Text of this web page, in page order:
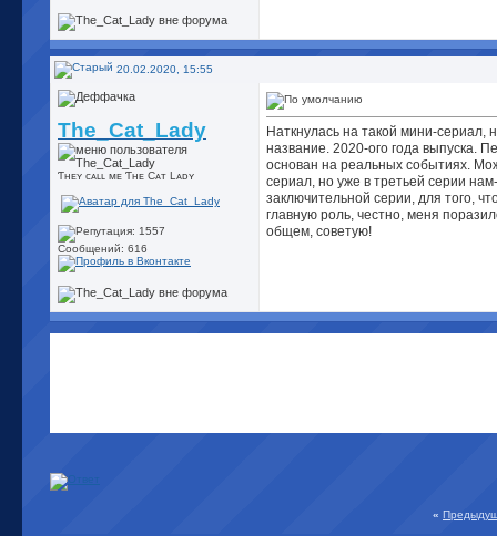
20.02.2020, 15:55
The_Cat_Lady
Ƭʜᴇʏ cᴀʟʟ ᴍᴇ Ƭʜᴇ Cᴀᴛ Lᴀᴅʏ
Сообщений: 616
Наткнулась на такой мини-сериал,
название. 2020-ого года выпуска.
основан на реальных событиях.
сериал, но уже в третьей серии
заключительной серии, для того,
главную роль, честно, меня
общем, советую!
«